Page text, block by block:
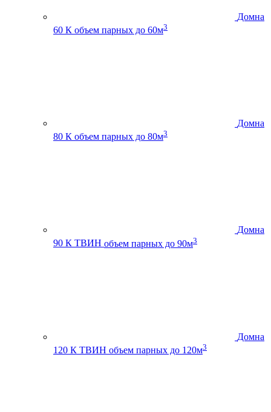
Домна
60 К объем парных до 60м3
Домна
80 К объем парных до 80м3
Домна
90 К ТВИН объем парных до 90м3
Домна
120 К ТВИН объем парных до 120м3